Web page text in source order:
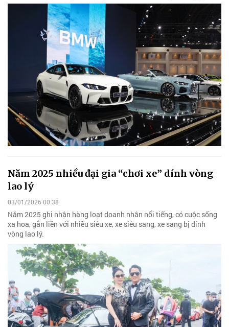
Năm 2025 nhiều đại gia “chơi xe” dính vòng
lao lý
03/01/2026 00:38
Năm 2025 ghi nhận hàng loạt doanh nhân nổi tiếng, có cuộc sống
xa hoa, gắn liền với nhiều siêu xe, xe siêu sang, xe sang bị dính
vòng lao lý.